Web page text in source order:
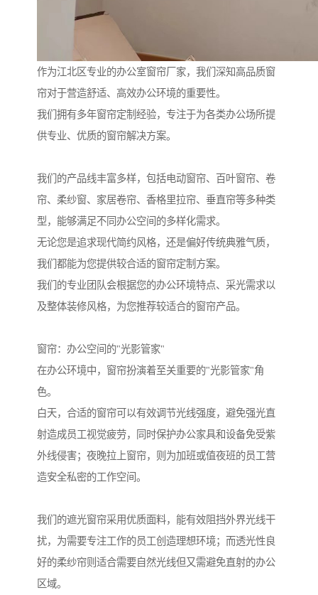
作为江北区专业的办公室窗帘厂家，我们深知高品质窗
帘对于营造舒适、高效办公环境的重要性。
我们拥有多年窗帘定制经验，专注于为各类办公场所提
供专业、优质的窗帘解决方案。
我们的产品线丰富多样，包括电动窗帘、百叶窗帘、卷
帘、柔纱窗、家居卷帘、香格里拉帘、垂直帘等多种类
型，能够满足不同办公空间的多样化需求。
无论您是追求现代简约风格，还是偏好传统典雅气质，
我们都能为您提供较合适的窗帘定制方案。
我们的专业团队会根据您的办公环境特点、采光需求以
及整体装修风格，为您推荐较适合的窗帘产品。
窗帘：办公空间的"光影管家"
在办公环境中，窗帘扮演着至关重要的"光影管家"角
色。
白天，合适的窗帘可以有效调节光线强度，避免强光直
射造成员工视觉疲劳，同时保护办公家具和设备免受紫
外线侵害；夜晚拉上窗帘，则为加班或值夜班的员工营
造安全私密的工作空间。
我们的遮光窗帘采用优质面料，能有效阻挡外界光线干
扰，为需要专注工作的员工创造理想环境；而透光性良
好的柔纱帘则适合需要自然光线但又需避免直射的办公
区域。